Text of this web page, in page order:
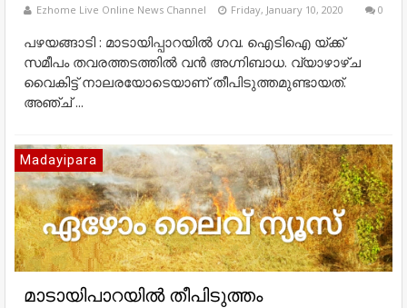
Ezhome Live Online News Channel Friday, January 10, 2020 0
പഴയങ്ങാടി : മാടായിപ്പാറയിൽ ഗവ. ഐടിഐ യ്ക്ക്
സമീപം തവരത്തടത്തിൽ വൻ അഗ്നിബാധ. വ്യാഴാഴ്ച
വൈകിട്ട്‌ നാലരയോടെയാണ് തീപിടുത്തമുണ്ടായത്.
അഞ്ച് ...
Madayipara
മാടായിപാറയിൽ തീപിടുത്തം